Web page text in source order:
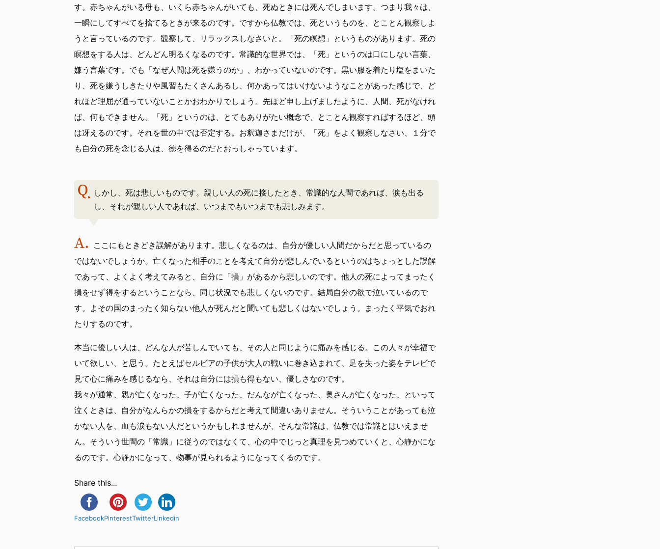
す。赤ちゃんがいる母も、いくら赤ちゃんがいても、死ぬときには死んでしまいます。つまり我々は、
一瞬にしてすべてを捨てるときが来るのです。ですから仏教では、死というものを、とことん観察しよ
うと言っているのです。観察して、リラックスしなさいと。「死の瞑想」というものがあります。死の
瞑想をする人は、どんどん明るくなるのです。常識的な世界では、「死」というのは口にしない言葉、
嫌う言葉です。でも「なぜ人間は死を嫌うのか」、わかっていないのです。黒い服を着たり塩をまいた
り、死を嫌うしきたりや風習もたくさんあるし、何かあってはいけないようなことがあった感じで、ど
れほど理屈が通っていないことかおわかりでしょう。先ほど申し上げましたように、人間、死がなけれ
ば、何もできません。「死」というのは、とてもありがたい概念で、とことん観察すればするほど、頭
は冴えるのです。それを世の中では否定する。お釈迦さまだけが、「死」をよく観察しなさい、１分で
も自分の死を念じる人は、徳を得るのだとおっしゃっています。
しかし、死は悲しいものです。親しい人の死に接したとき、常識的な人間であれば、涙も出る
し、それが親しい人であれば、いつまでもいつまでも悲しみます。
ここにもときどき誤解があります。悲しくなるのは、自分が優しい人間だからだと思っているの
ではないでしょうか。亡くなった相手のことを考えて自分が悲しんでいるというのはちょっとした誤解
であって、よくよく考えてみると、自分に「損」があるから悲しいのです。他人の死によってまったく
損をせず得をするということなら、同じ状況でも悲しくないのです。結局自分の欲で泣いているので
す。よその国のまったく知らない他人が死んだと聞いても悲しくはないでしょう。まったく平気でおれ
たりするのです。
本当に優しい人は、どんな人が苦しんでいても、その人と同じように痛みを感じる。この人々が幸福で
いて欲しい、と思う。たとえばセルビアの子供が大人の戦いに巻き込まれて、足を失った姿をテレビで
見て心に痛みを感じるなら、それは自分には損も得もない、優しさなのです。
我々が通常、親が亡くなった、子が亡くなった、だんなが亡くなった、奥さんが亡くなった、といって
泣くときは、自分がなんらかの損をするからだと考えて間違いありません。そういうことがあっても泣
かない人を、血も涙もない人だというかもしれませんが、そんな常識は、仏教では常識とはいえませ
ん。そういう世間の「常識」に従うのではなくて、心の中でじっと真理を見つめていくと、心静かにな
るのです。心静かになって、物事が見られるようになってくるのです。
Share this...
FacebookPinterestTwitterLinkedin